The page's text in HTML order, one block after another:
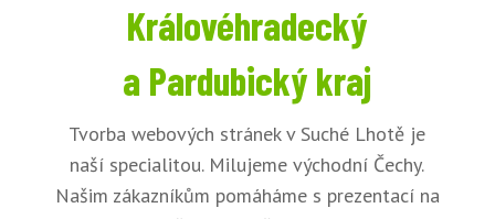
Královéhradecký
a Pardubický kraj
Tvorba webových stránek v Suché Lhotě je
naší specialitou. Milujeme východní Čechy.
Našim zákazníkům pomáháme s prezentací na